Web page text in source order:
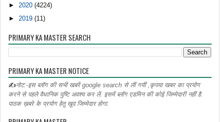
►2020(4224)
► 2019(11)
PRIMARY KA MASTER SEARCH
PRIMARY KA MASTER NOTICE
✍नोट:-इस ब्लॉग की सभी खबरें google search से लीं गयीं ,कृपया खबर का प्रयोग
करने से पहले वैधानिक पुष्टि अवश्य कर लें. इसमें ब्लॉग एडमिन की कोई जिम्मेदारी नहीं है.
पाठक ख़बरे के प्रयोग हेतु खुद जिम्मेदार होगा.